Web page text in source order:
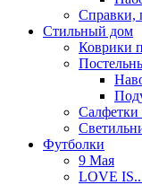
Справки,
Стильный дом
Коврики
Салфетки
Футболки
9 Мая
LOVE